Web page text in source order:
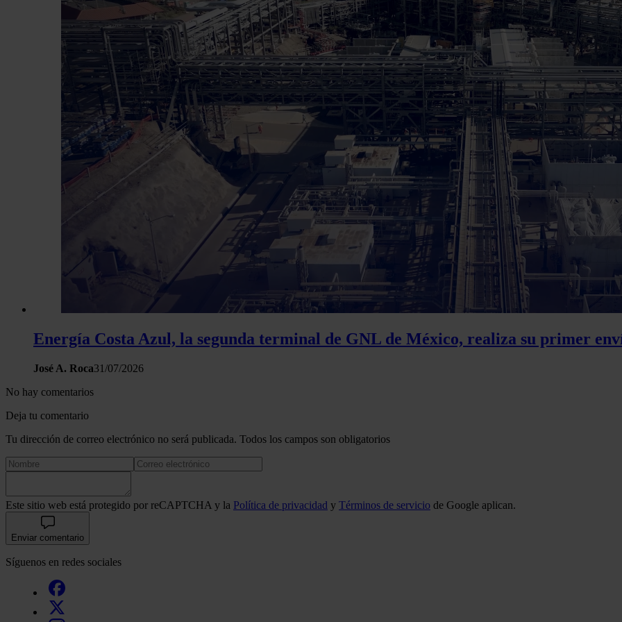
Energía Costa Azul, la segunda terminal de GNL de México, realiza su primer
José A. Roca31/07/2026
No hay comentarios
Deja tu comentario
Tu dirección de correo electrónico no será publicada. Todos los campos son obligatorios
Este sitio web está protegido por reCAPTCHA y la Política de privacidad y Términos de servicio de Google aplican.
Enviar comentario
Síguenos en redes sociales